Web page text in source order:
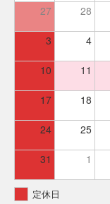
27 28
3 4
10 11
17 18
24 25
31 1
定休日